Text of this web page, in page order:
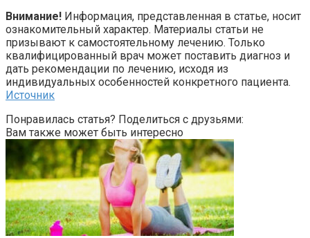
Внимание! Информация, представленная в статье, носит
ознакомительный характер. Материалы статьи не
призывают к самостоятельному лечению. Только
квалифицированный врач может поставить диагноз и
дать рекомендации по лечению, исходя из
индивидуальных особенностей конкретного пациента.
Источник
Понравилась статья? Поделиться с друзьями:
Вам также может быть интересно